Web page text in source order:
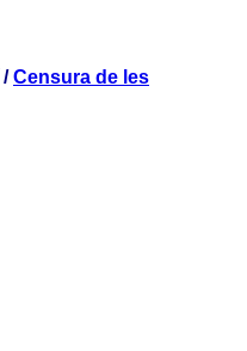
/Censura de les